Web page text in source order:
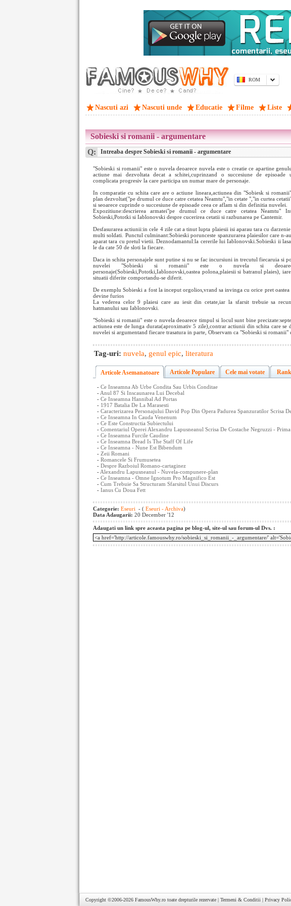
ROM
Nascuti azi Nascuti unde Educatie Filme Liste
Sobieski si romanii - argumentare
Q: Intreaba despre Sobieski si romanii - argumentare
"Sobieski si romanii" este o nuvela deoarece nuvela este o creatie ce apartine
actiune mai dezvoltata decat a schitei,cuprinzand o succesiune de episoade
complicata progresiv la care participa un numar mare de personaje.
In comparatie cu schita care are o actiune lineara,actiunea din "Sobiesk si
plan dezvoltat("pe drumul ce duce catre cetatea Neamtu","in cetate ","in curtea
si seoarece cuprinde o succesiune de episoade ceea ce aflam si din definitia nuvelei.
Expozitiune:descrierea armatei"pe drumul ce duce catre cetatea Neamtu"
Sobieski,Pototki si Iablonovski despre cucerirea cetatii si razbunarea pe Cantemir.
Desfasurarea actiunii:in cele 4 zile cat a tinut lupta plaiesii isi aparau tara cu
multi soldati. Punctul culminant:Sobieski porunceste spanzurarea plaiesilor care n-
aparat tara cu pretul vietii. Deznodamantul:la cererile lui Iablonovski.Sobieski ii
le da cate 50 de sloti la fiecare.
Daca in schita personajele sunt putine si nu se fac incursiuni in trecutul fiecaruia si
nuvelei "Sobieski si romanii" este o nuvela si
personaje(Sobieski,Pototki,Iablonovski,oastea polona,plaiesii si batranul plaies),
situatii diferite comportandu-se diferit.
De exemplu Sobieski a fost la inceput orgolios,vrand sa invinga cu orice pret
devine furios
La vederea celor 9 plaiesi care au iesit din cetate,iar la sfarsit trebuie sa
hatmanului sau Iablonovski.
"Sobieski si romanii" este o nuvela deoarece timpul si locul sunt bine
actiunea este de lunga durata(aproximativ 5 zile),contrar actiunii din schita care se
nuvelei si argumentand fiecare trasatura in parte, Observam ca "Sobieski si romanii"
Tag-uri: nuvela, genul epic, literatura
Articole Asemanatoare Articole Populare Cele mai votate
- Ce Inseamna Ab Urbe Condita Sau Urbis Conditae
- Anul 87 Si Inscaunarea Lui Decebal
- Ce Inseamna Hannibal Ad Portas
- 1917 Batalia De La Marasesti
- Caracterizarea Personajului David Pop Din Opera Padurea Spanzuratilor Scrisa
- Ce Inseamna In Cauda Venenum
- Ce Este Constructia Subiectului
- Comentariul Operei Alexandru Lapusneanul Scrisa De Costache Negruzzi - Prima
- Ce Inseamna Furcile Caudine
- Ce Inseamna Bread Is The Staff Of Life
- Ce Inseamna - Nune Est Bibendum
- Zeii Romani
- Romancele Si Frumusetea
- Despre Razboiul Romano-cartaginez
- Alexandru Lapusneanul - Nuvela-compunere-plan
- Ce Inseamna - Omne Ignotum Pro Magnifico Est
- Cum Trebuie Sa Structuram Sfarsitul Unui Discurs
- Ianus Cu Doua Fett
Categorie: Eseuri - ( Eseuri - Archiva)
Data Adaugarii: 20 December '12
Adaugati un link spre aceasta pagina pe blog-ul, site-ul sau forum-ul Dvs. :
Copyright ©2006-2026 FamousWhy.ro toate drepturile rezervate | Termeni & Conditii | Privacy